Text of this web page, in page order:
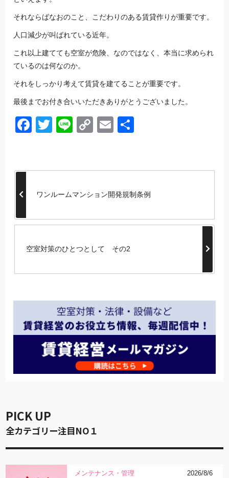
それならばなおのこと、こだわりのある賃貸作りが重要です。
人口減少が叫ばれている近年。
これ以上建てても空室が危険、なのではなく、本当に求められ
ているのは何なのか。
それをしっかり考えて賃貸を建てることが重要です。
最後までお付き合いいただきありがとうございました。
Facebook
Twitter
LineCopyEmail
ワンルームマンション開発規制条例
空室対策のひとつとして その2
PICK UP
全カテゴリー注目NO１
メンテナンス・管理 2026/8/6